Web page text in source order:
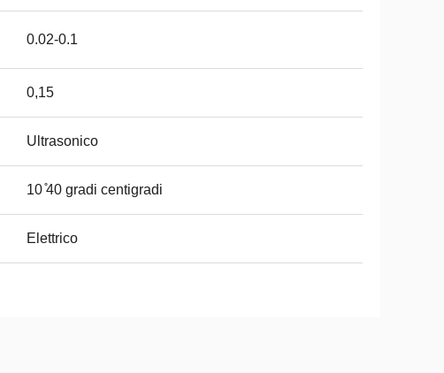
0.02-0.1
0,15
Ultrasonico
10 ̊40 gradi centigradi
Elettrico